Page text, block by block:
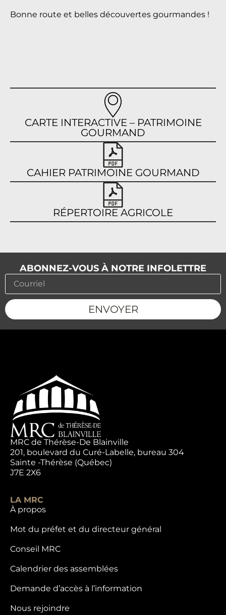
Bonne route et belles découvertes gourmandes !
CARTE INTERACTIVE – PATRIMOINE
GOURMAND
CAHIER PATRIMOINE GOURMAND
RÉPERTOIRE AGRICOLE​
ABONNEZ-VOUS À NOTRE INFOLETTRE
ENVOYER
MRC de Thérèse-De Blainville
201, boulevard du Curé-Labelle, bureau 304
Sainte -Thérèse (Québec)
J7E 2X6
LA MRC
À propos
Mot du préfet et du directeur général
Conseil MRC
Calendrier des assemblées
Demande d’accès à l’information
Nous rejoindre